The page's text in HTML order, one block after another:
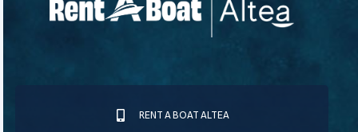
RENT A BOAT ALTEA